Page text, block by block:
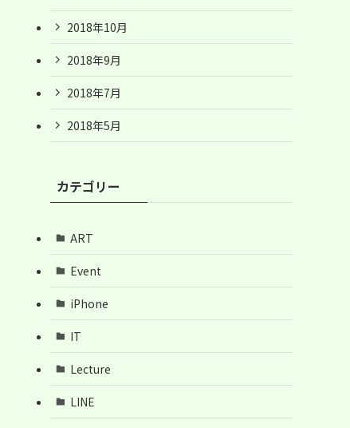
2018年10月
2018年9月
2018年7月
2018年5月
カテゴリー
ART
Event
iPhone
IT
Lecture
LINE